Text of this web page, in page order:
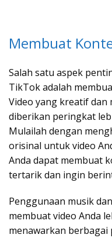
Membuat
Salah satu aspek
TikTok adalah
Video yang kreatif
diberikan peringkat
Mulailah dengan
orisinal untuk video
Anda dapat membuat
tertarik dan ingin
Penggunaan musik
membuat video Anda
menawarkan